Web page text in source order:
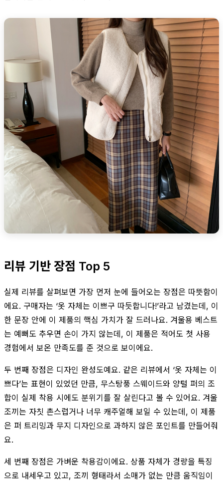
리뷰 기반 장점 Top 5
실제 리뷰를 살펴보면 가장 먼저 눈에 들어오는 장점은 따뜻함이
에요. 구매자는 ‘옷 자체는 이쁘구 따듯합니다!’라고 남겼는데, 이
한 문장 안에 이 제품의 핵심 가치가 잘 드러나요. 겨울용 베스트
는 예뻐도 추우면 손이 가지 않는데, 이 제품은 적어도 첫 사용
경험에서 보온 만족도를 준 것으로 보이에요.
두 번째 장점은 디자인 완성도예요. 같은 리뷰에서 ‘옷 자체는 이
쁘다’는 표현이 있었던 만큼, 무스탕풍 스웨이드와 양털 퍼의 조
합이 실제 착용 시에도 분위기를 잘 살린다고 볼 수 있어요. 겨울
조끼는 자칫 촌스럽거나 너무 캐주얼해 보일 수 있는데, 이 제품
은 퍼 트리밍과 무지 디자인으로 과하지 않은 포인트를 만들어줘
요.
세 번째 장점은 가벼운 착용감이에요. 상품 자체가 경량을 특징
으로 내세우고 있고, 조끼 형태라서 소매가 없는 만큼 움직임이